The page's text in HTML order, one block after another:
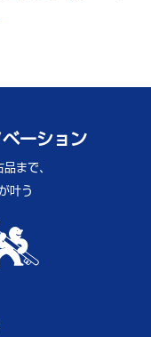
ーション
まで、
叶う